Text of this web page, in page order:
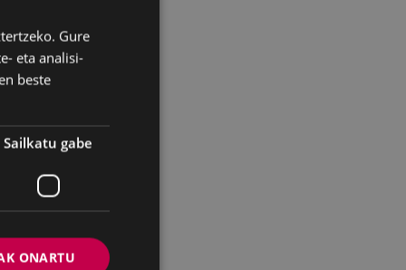
BASQUE
SPANISH
Gure
eta analisi-
beste
Sailkatu gabe
ONARTU